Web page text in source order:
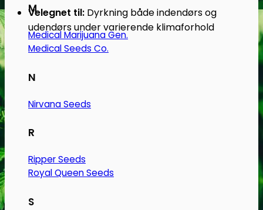
M
Medical Marijuana Gen.
Medical Seeds Co.
N
Nirvana Seeds
R
Ripper Seeds
Royal Queen Seeds
S
Velegnet til: Dyrkning både indendørs og
udendørs under varierende klimaforhold